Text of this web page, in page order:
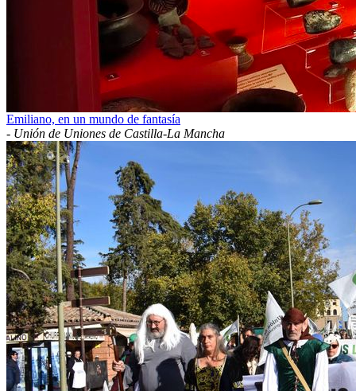
Emiliano, en un mundo de fantasía
- Unión de Uniones de Castilla-La Mancha